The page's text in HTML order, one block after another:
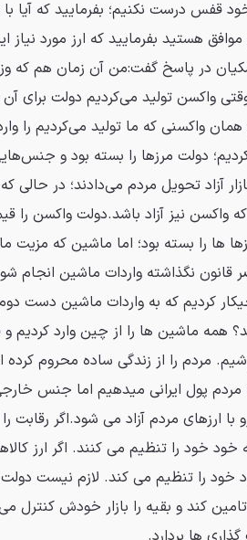
قفس درست نکنیم؛ بفرمایید که آیا
هستید بفرمایید که ارز مورد نیاز
در پاسخ گفت:من آن زمان هم که وزیر
واکسن تولید می‌کردیم دولت برای
واکسنی که ما تولید می‌کردیم را
دولت مرزها را بسته بود و
آزاد تحویل مردم می‌دادند؛ در حالی که
واکسن نیز آزاد باشد.دولت واکسن را
ها را بسته بود؛ اما ماشین که مزیت
قانون نگذاشته واردات ماشین
کردیم که به واردات ماشین دست
همه ماشین ها را از چین وارد کردیم
مردم را از زندگی ساده محروم کرده
مردم پول ایرانی میدهیم اما جنس
با ارزهای مردم آزاد می شود.اگر رقابت
خود را تنظیم می کنند. اگر ارز
خود را تنظیم می کند. لازم نیست
تامین کند و بقیه را بازار خودش